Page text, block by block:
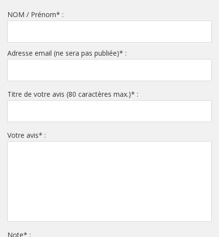
NOM / Prénom* :
Adresse email (ne sera pas publiée)* :
Titre de votre avis (80 caractères max.)* :
Votre avis* :
Note* :